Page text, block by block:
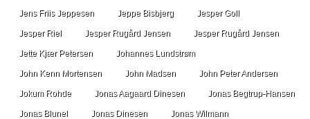
Jens Friis Jeppesen Jeppe Bisbjerg Jesper Goll
Jesper Riel Jesper Rugård Jensen Jesper Rugård Jensen
Jette Kjær Petersen Johannes Lundstrøm
John Kenn Mortensen John Madsen John Peter Andersen
Jokum Rohde Jonas Aagaard Dinesen Jonas Begtrup-Hansen
Jonas Blunel Jonas Dinesen Jonas Wilmann